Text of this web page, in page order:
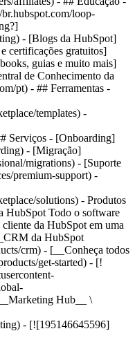
loop-
- [Blogs da HubSpot]
certificações gratuitos]
guias e muito mais]
de Conhecimento da
pt) - ## Ferramentas -
templates) -
Serviços - [Onboarding]
- [Migração]
migrations) - [Suporte
premium-support) -
solutions) - Produtos Produtos - ## Plataforma de Clientes da HubSpot Todo o software de marketing, vendas e atendimento ao cliente da HubSpot em uma única plataforma com IA agêntica. - [__CRM da HubSpot gratuito__](https://br.hubspot.com/products/crm) - [__Conheça todos os produtos__](https://br.hubspot.com/products/get-started) - [![195140668528](https://53.fs1.hubspotusercontent-na1.net/hubfs/53/assets/hubspot.com/global-navigation/2025/marketing-hub.svg) \ __Marketing Hub__ \ Software de automação de marketing](https://br.hubspot.com/products/marketing) - [![195146645596](https://53.fs1.hubspotusercontent-na1.net/hubfs/53/assets/hubspot.com/global-navigation/2025/sales-hub.svg) \ __Sales Hub__ \ Software de vendas](https://br.hubspot.com/products/sales) - [![195140668527](https://53.fs1.hubspotusercontent-na1.net/hubfs/53/assets/hubspot.com/global-navigation/2025/service-hub.svg) \ __Service Hub__ \ Software de atendimento ao cliente](https://br.hubspot.com/products/service) - [![195140649745](https://53.fs1.hubspotusercontent-na1.net/hubfs/53/assets/hubspot.com/global-navigation/2025/content-hub.svg) \ __Content Hub__ \ Software de marketing de conteúdo](https://br.hubspot.com/products/content) - [![195289608884](https://53.fs1.hubspotusercontent-na1.net/hubfs/53/assets/hubspot.com/global-navigation/2025/data-hub.svg) \ __Data Hub__ \ Software de gestão de dados](https://br.hubspot.com/products/data) - [![195140609672](https://53.fs1.hubspotusercontent-na1.net/hubfs/53/assets/hubspot.com/global-navigation/2025/commerce-hub.svg) \ __Revenue Hub__ \ Software de CPQ, faturamento e pagamentos](https://br.hubspot.com/products/revenue) - [![ProductIcons_AgentHub_Icon_Orange](https://53.fs1.hubspotusercontent-na1.net/hubfs/53/assets/webteam-cms-portal/images/breeze/ProductIcons_AgentHub_Icon_Orange.svg) \ __Agent Hub__ \ O espaço central para criar e gerenciar agentes de IA em toda a plataforma](https://br.hubspot.com/products/artificial-intelligence) - [![188619147390](https://53.fs1.hubspotusercontent-na1.net/hubfs/53/assets/hubspot.com/global-navigation/help-me-choose-tool.svg) \ __Precisa de ajuda para escolher?__ \ Responda algumas perguntas e nós te ajudaremos a achar os produtos ideais para o seu negócio.](https://br.hubspot.com/products/help-me-choose) - [![195140649746](https://53.fs1.hubspotusercontent-na1.net/hubfs/53/assets/hubspot.com/global-navigation/2025/small-business.svg) \ __Pacote para pequenas empresas__ \ A edição Starter de cada produto, desenvolvida para startups e pequenas empresas](https://br.hubspot.com/products/crm/starter) - [![210646671655](https://53.fs1.hubspotusercontent-na1.net/hubfs/53/assets/hubspot.com/global-navigation/2025/aeo.svg) \ __AEO (Beta)__ \ Ferramentas de otimização para mecanismos de resposta que rastreiam e melhoram a visibilidade da sua marca nos resultados de IA.](https://br.hubspot.com/products/aeo) - [![195140649747](https://53.fs1.hubspotusercontent-na1.net/hubfs/53/assets/hubspot.com/global-navigation/2025/app-marketplace.svg) \ __HubSpot Marketplace__ \ Conecte seus aplicativos favoritos à HubSpot](https://ecosystem.hubspot.com/pt/marketplace/apps) - Soluções Soluções - Por tipo de uso - ## Marketing - [Gere leads](https://br.hubspot.com/use-case/drive-revenue-high-quality-leads) - [Automatize o marketing](https://br.hubspot.com/use-case/maximize-efficiency-ai-automation) - ## Vendas - [Crie pipelines](https://br.hubspot.com/use-case/build-sales-pipeline) - [Fechar negócios](https://br.hubspot.com/use-case/close-more-deals) - ## Atendimento ao cliente - [Expanda o suporte](https://br.hubspot.com/use-case/scale-customer-service-support) - [Melhore a retenção](https://br.hubspot.com/use-case/drive-customer-satisfaction) - ## Conteúdo - [Crie conteúdo](https://br.hubspot.com/use-case/create-content-for-customer-journey) - [Gerencie conteúdo](https://br.hubspot.com/use-case/manage-content) - ## Startups e pequenas empresas - [Encontre e alcance clientes](https://br.hubspot.com/use-case/find-and-reach-customers) - [Aumente as vendas e receba pagamentos](https://br.hubspot.com/use-case/grow-sales-and-get-paid-faster) - [Organize os dados do cliente](https://br.hubspot.com/use-case/understand-and-organize-customer-data) - ## Inteligência artificial - [Resolva dúvidas de seus clientes 24/7](https://br.hubspot.com/products/artificial-intelligence/ai-customer-service-agent) - [Automatize a prospecção de vendas](https://br.hubspot.com/products/sales/ai-prospecting-agent) - [Faça uma análise mais rápida de seus clientes](https://br.hubspot.com/products/artificial-intelligence/ai-data-agent) - Por tamanho da equipe - ## Por tamanho da equipe - ![195309752641](https://53.fs1.hubspotusercontent-na1.net/hub/53/hubfs/assets/hubspot.com/global-navigation/2025/Small%20Businesses%20%26%20Start%20ups.webp?width=1035&height=450&name=Small%20Businesses%20%26%20Start%20ups.webp) ### Para pequenas empresas e startups A Plataforma de Clientes Starter da HubSpot ajuda sua startup ou pequena empresa em crescimento a encontrar e conquistar clientes desde o primeiro dia. [Saiba mais sobre a Plataforma de Clientes Starter da HubSpot](https://br.hubspot.com/products/crm/starter) - ![195309752642](https://53.fs1.hubspotusercontent-na1.net/hub/53/hubfs/assets/hubspot.com/global-navigation/2025/Enterprise.webp?width=1035&height=450&name=Enterprise.webp) ### Para grandes empresas A Plataforma de Clientes Enterprise integrada da HubSpot é poderosa e fácil de usar. [Saiba mais sobre a Plataforma de Clientes Enterprise da HubSpot](https://br.hubspot.com/products/crm/enterprise) - Por que a HubSpot? - ## Por que a HubSpot? - ![195309752643](https://53.fs1.hubspotusercontent-na1.net/hub/53/hubfs/assets/hubspot.com/global-navigation/2025/Why%20Choose%20HubSpot.webp?width=1035&height=450&name=Why%20Choose%20HubSpot.webp) ### Por que escolher a HubSpot? Depois de apenas um ano, os clientes da HubSpot adquirem 129% mais leads, fecham 36% mais negócios e observam uma melhoria de 37% nas taxas de fechamento de tickets. [Saiba mais sobre o que diferencia a solução da HubSpot](https://br.hubspot.com/why-choose-hubspot) - ![195303448595](https://53.fs1.hubspotusercontent-na1.net/hub/53/hubfs/assets/hubspot.com/global-navigation/2025/Case%20Studies.webp?width=1035&height=450&name=Case%20Studies.webp) ### Estudos de caso Conheça empresas como a sua em todo o mundo que usam a HubSpot para unir suas equipes, capacitar seus negócios e crescer melhor. [Veja todos os estudos de caso](https://br.hubspot.com/case-studies) - ![191228329371](https://53.fs1.hubspotusercontent-na1.net/hub/53/hubfs/spotlight_resized_518x225.png?width=518&height=225&name=spotlight_resized_518x225.png) ### Spotlight: atualizações de produtos Saiba mais sobre os lançamentos e anúncios de produtos da HubSpot nesta vitrine semestral de produtos. [Veja as atualizações de nossos produtos](https://br.hubspot.com/spotlight) - [Preços](https://br.hubspot.com/pricing/marketing) - Recursos Recursos - ## Link em destaque - [Spotlight: atualizações de produtos](https://br.hubspot.com/spotlight) - [Novidades na HubSpot](https://br.hubspot.com/new) - [Por que escolher a HubSpot?](https://br.hubspot.com/why-choose-hubspot) - [Sustentabilidade \ EN](https://www.hubspot.com/sustainability) - ## Comunidade e eventos - [Evento UNBOUND](https://unbound.hubspot.com/) - [Webinares](https://br.hubspot.com/resources/webinar#resource-library-page-headers) - [Comunidade HubSpot](https://community.hubspot.com/) - [Grupos de Usuários da HubSpot \ EN](https://www.hubspot.com/hubspot-user-groups) - ## Parceiros - [Programa de Parceiros de Soluções](https://br.hubspot.com/partners/solutions) - [Programa de Parceiros Afiliados](https://br.hubspot.com/partners/affiliates) - ## Educação - [O Manual do Loop Marketing](https://br.hubspot.com/loop-marketing) - [O que é inbound marketing?](https://br.hubspot.com/inbound-marketing) - [Blogs da HubSpot](https://br.hubspot.com/blog) - [Cursos e certificações gratuitos](https://academy.hubspot.com/pt/) - [E-books, guias e muito mais](https://br.hubspot.com/resources) - [Central de Conhecimento da HubSpot](https://knowledge.hubspot.com/pt) - ## Ferramentas - [Templates para sites](https://ecosystem.hubspot.com/pt/marketplace/templates) - [Ferramentas para desenvolvedores](https://br.developers.hubspot.com/) - ## Serviços - [Onboarding](https://br.hubspot.com/services/onboarding) - [Migração](https://br.hubspot.com/services/professional/migrations) - [Suporte Premium](https://br.hubspot.com/services/premium-support) - [Contrate um parceiro de soluções](https://ecosystem.hubspot.com/pt/marketplace/solutions) - Sobre Sobre - [Sobre nós](https://br.hubspot.com/our-story) - [Trabalhe conosco](https://www.hubspot.com/careers) - [Entre em contato conosco](https://br.hubspot.com/company/contact) - [Relações com investidores](https://ir.hubspot.com/) - [Equipe de gestão](https://br.hubspot.com/company/management) [Use a HubSpot gratuitamente](https://br.hubspot.com/products/get-started) [Login](https://app.hubspot.com/login) - Português Selecion